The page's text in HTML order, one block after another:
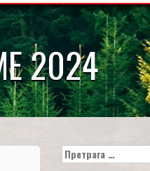
2024
Претрага
за: